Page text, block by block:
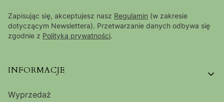
Zapisując się, akceptujesz nasz Regulamin (w zakresie
dotyczącym Newslettera). Przetwarzanie danych odbywa się
zgodnie z Polityką prywatności.
Linki w stopce
INFORMACJE
Wyprzedaż